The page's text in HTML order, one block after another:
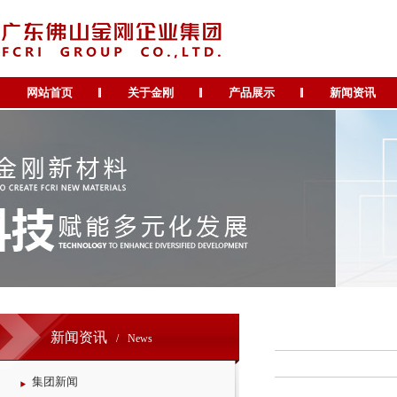
网站首页 关于金刚 产品展示 新闻资讯
新闻资讯 / News
集团新闻